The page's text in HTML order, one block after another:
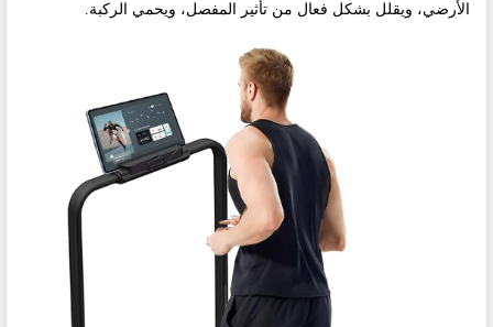
الأرضي، ويقلل بشكل فعال من تأثير المفصل، ويحمي الركبة.